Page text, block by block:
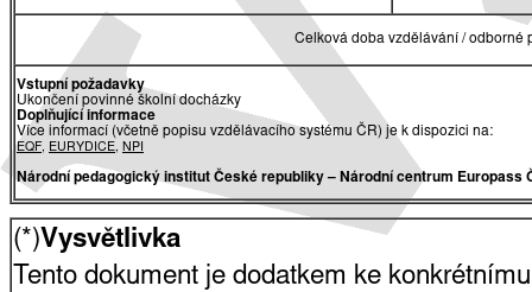
Celková doba vzdělávání /
Vstupní požadavky
Ukončení povinné školní docházky
Doplňující informace
Více informací (včetně popisu vzdělávacího systému ČR) je k dispozici na:
EQF, EURYDICE, NPI
Národní pedagogický institut České republiky– Národní centrum Europass
(*)Vysvětlivka
Tento dokument je dodatkem ke